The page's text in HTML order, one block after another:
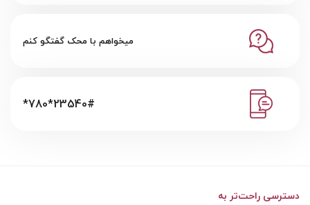
میخواهم با محک گفتگو کنم
*780*23540#
دسترسی راحت‌تر به